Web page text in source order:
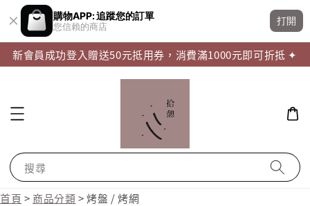
購物APP: 追蹤您的訂單
您信賴的商店
打開
新會員成功登入贈送50元抵用券，消費滿1000元即可折抵 ✦
搜尋
首頁 > 商品分類>烤盤 / 烤網